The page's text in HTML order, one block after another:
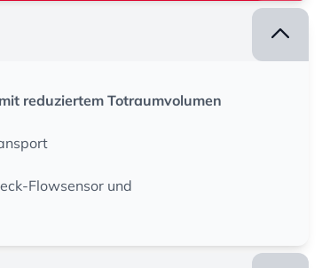
reduziertem Totraumvolumen
Flowsensor und